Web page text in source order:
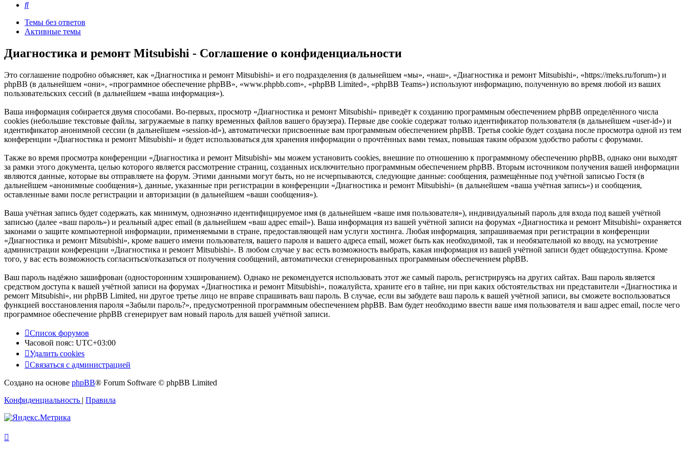
Поиск
Темы без ответов
Активные темы
Диагностика и ремонт Mitsubishi - Соглашение о конфиденциальности
Это соглашение подробно объясняет, как «Диагностика и ремонт Mitsubishi» и его подразделения (в дальнейшем «мы», «наш», «Диагностика и ремонт Mitsubishi», «https://meks.ru/forum») и
phpBB (в дальнейшем «они», «программное обеспечение phpBB», «www.phpbb.com», «phpBB Limited», «phpBB Teams») используют информацию, полученную во время любой из ваших
пользовательских сессий (в дальнейшем «ваша информация»).
Ваша информация собирается двумя способами. Во-первых, просмотр «Диагностика и ремонт Mitsubishi» приведёт к созданию программным обеспечением phpBB определённого числа
cookies (небольшие текстовые файлы, загружаемые в папку временных файлов вашего браузера). Первые две cookie содержат только идентификатор пользователя (в дальнейшем «user-id») и
идентификатор анонимной сессии (в дальнейшем «session-id»), автоматически присвоенные вам программным обеспечением phpBB. Третья cookie будет создана после просмотра одной из тем
конференции «Диагностика и ремонт Mitsubishi» и будет использоваться для хранения информации о прочтённых вами темах, повышая таким образом удобство работы с форумами.
Также во время просмотра конференции «Диагностика и ремонт Mitsubishi» мы можем установить cookies, внешние по отношению к программному обеспечению phpBB, однако они выходят
за рамки этого документа, целью которого является рассмотрение страниц, созданных исключительно программным обеспечением phpBB. Вторым источником получения вашей информации
являются данные, которые вы отправляете на форум. Этими данными могут быть, но не исчерпываются, следующие данные: сообщения, размещённые под учётной записью Гостя (в
дальнейшем «анонимные сообщения»), данные, указанные при регистрации в конференции «Диагностика и ремонт Mitsubishi» (в дальнейшем «ваша учётная запись») и сообщения,
оставленные вами после регистрации и авторизации (в дальнейшем «ваши сообщения»).
Ваша учётная запись будет содержать, как минимум, однозначно идентифицируемое имя (в дальнейшем «ваше имя пользователя»), индивидуальный пароль для входа под вашей учётной
записью (далее «ваш пароль») и реальный адрес email (в дальнейшем «ваш адрес email»). Ваша информация из вашей учётной записи на форумах «Диагностика и ремонт Mitsubishi» охраняется
законами о защите компьютерной информации, применяемыми в стране, предоставляющей нам услуги хостинга. Любая информация, запрашиваемая при регистрации в конференции
«Диагностика и ремонт Mitsubishi», кроме вашего имени пользователя, вашего пароля и вашего адреса email, может быть как необходимой, так и необязательной ко вводу, на усмотрение
администрации конференции «Диагностика и ремонт Mitsubishi». В любом случае у вас есть возможность выбрать, какая информация из вашей учётной записи будет общедоступна. Кроме
того, у вас есть возможность согласиться/отказаться от получения сообщений, автоматически сгенерированных программным обеспечением phpBB.
Ваш пароль надёжно зашифрован (односторонним хэшированием). Однако не рекомендуется использовать этот же самый пароль, регистрируясь на других сайтах. Ваш пароль является
средством доступа к вашей учётной записи на форумах «Диагностика и ремонт Mitsubishi», пожалуйста, храните его в тайне, ни при каких обстоятельствах ни представители «Диагностика и
ремонт Mitsubishi», ни phpBB Limited, ни другое третье лицо не вправе спрашивать ваш пароль. В случае, если вы забудете ваш пароль к вашей учётной записи, вы сможете воспользоваться
функцией восстановления пароля «Забыли пароль?», предусмотренной программным обеспечением phpBB. Вам будет необходимо ввести ваше имя пользователя и ваш адрес email, после чего
программное обеспечение phpBB сгенерирует вам новый пароль для вашей учётной записи.
Список форумов
Часовой пояс: UTC+03:00
Удалить cookies
Связаться с администрацией
Создано на основе phpBB® Forum Software © phpBB Limited
Конфиденциальность | Правила